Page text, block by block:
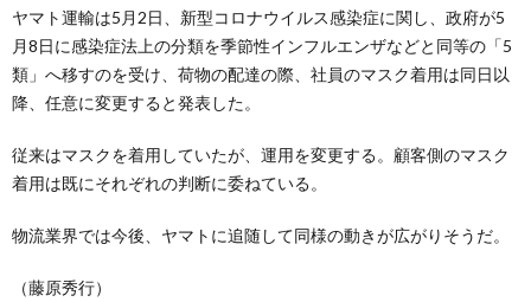
ヤマト運輸は5月2日、新型コロナウイルス感染症に関し、政府が5
月8日に感染症法上の分類を季節性インフルエンザなどと同等の「5
類」へ移すのを受け、荷物の配達の際、社員のマスク着用は同日以
降、任意に変更すると発表した。
従来はマスクを着用していたが、運用を変更する。顧客側のマスク
着用は既にそれぞれの判断に委ねている。
物流業界では今後、ヤマトに追随して同様の動きが広がりそうだ。
（藤原秀行）